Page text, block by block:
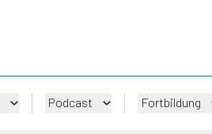
Podcast Fortbildung